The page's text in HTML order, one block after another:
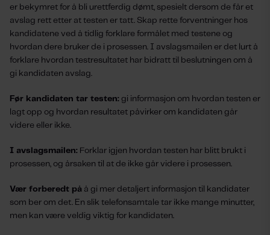
er bekymret for å bli urettferdig dømt, spesielt dersom de får et
avslag rett etter at testen er tatt. Skap rette forventninger hos
kandidatene ved å tidlig forklare formålet med testene og
hvordan dere bruker de i prosessen. I avslagsmailen er det lurt å
forklare hvordan testresultatet har bidratt til beslutningen om å
gi kandidaten avslag.
Før kandidaten tar testen: gi informasjon om hvordan testen er
lagt opp og hvordan resultatet påvirker om kandidaten går
videre eller ikke.
I avslagsmailen: Forklar igjen hvordan testen har blitt brukt i
prosessen, og årsaken til at de ikke går videre i prosessen.
Vær forberedt på å gi mer detaljert informasjon til kandidater
som ber om det. En slik telefonsamtale tar ikke mange minutter,
men kan være veldig viktig for kandidaten.